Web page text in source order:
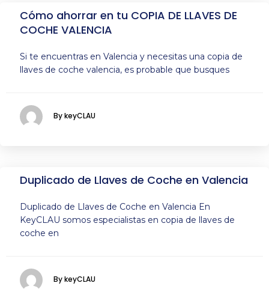
Cómo ahorrar en tu COPIA DE LLAVES DE
COCHE VALENCIA
Si te encuentras en Valencia y necesitas una copia de
llaves de coche valencia, es probable que busques
By keyCLAU
Duplicado de Llaves de Coche en Valencia
Duplicado de Llaves de Coche en Valencia En
KeyCLAU somos especialistas en copia de llaves de
coche en
By keyCLAU